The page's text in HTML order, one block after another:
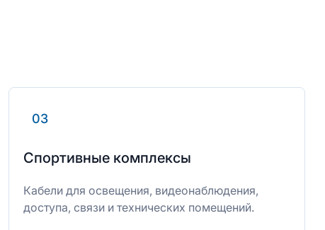
03
Спортивные комплексы
Кабели для освещения, видеонаблюдения,
доступа, связи и технических помещений.